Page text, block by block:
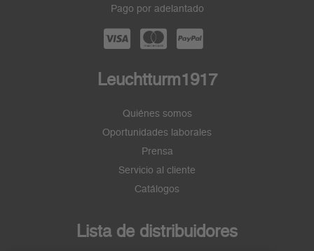
Pago por adelantado
Leuchtturm1917
Quiénes somos
Oportunidades laborales
Prensa
Servicio al cliente
Catálogos
Lista de distribuidores